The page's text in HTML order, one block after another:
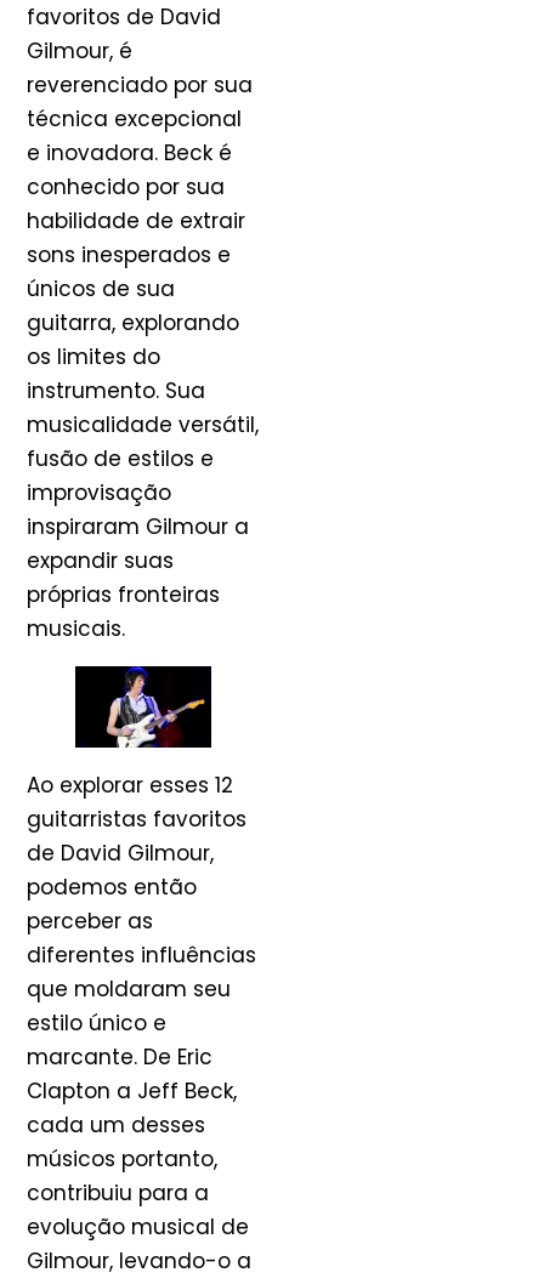
favoritos de David
Gilmour, é
reverenciado por sua
técnica excepcional
e inovadora. Beck é
conhecido por sua
habilidade de extrair
sons inesperados e
únicos de sua
guitarra, explorando
os limites do
instrumento. Sua
musicalidade versátil,
fusão de estilos e
improvisação
inspiraram Gilmour a
expandir suas
próprias fronteiras
musicais.
Ao explorar esses 12
guitarristas favoritos
de David Gilmour,
podemos então
perceber as
diferentes influências
que moldaram seu
estilo único e
marcante. De Eric
Clapton a Jeff Beck,
cada um desses
músicos portanto,
contribuiu para a
evolução musical de
Gilmour, levando-o a